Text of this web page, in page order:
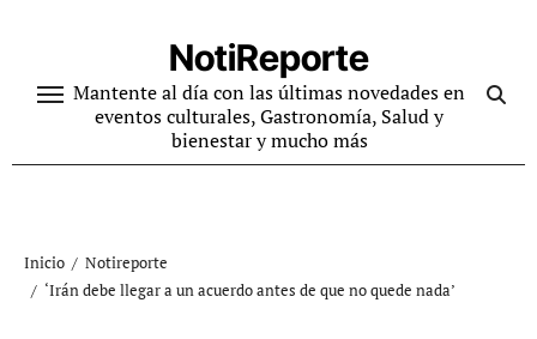
contenido
NotiReporte
Mantente al día con las últimas novedades en
eventos culturales, Gastronomía, Salud y
bienestar y mucho más
Inicio
Notireporte
‘Irán debe llegar a un acuerdo antes de que no quede nada’